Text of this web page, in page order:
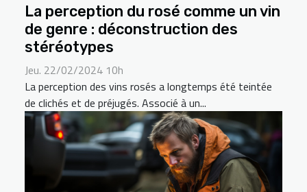
La perception du rosé comme un vin
de genre : déconstruction des
stéréotypes
Jeu. 22/02/2024 10h
La perception des vins rosés a longtemps été teintée
de clichés et de préjugés. Associé à un...